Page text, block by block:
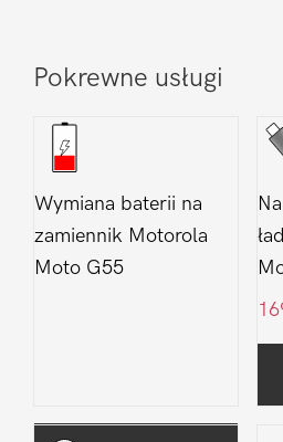
Pokrewne usługi
Wymiana baterii na
zamiennik Motorola
Moto G55